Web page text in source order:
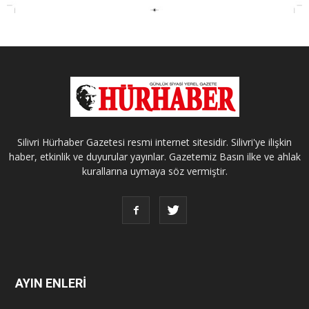
Silivri Hürhaber Gazetesi resmi internet sitesidir. Silivri'ye ilişkin
haber, etkinlik ve duyurular yayınlar. Gazetemiz Basın ilke ve ahlak
kurallarına uymaya söz vermiştir.
AYIN ENLERİ